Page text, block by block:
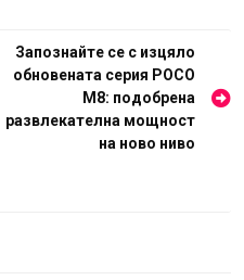
Запознайте се с изцяло
обновената серия POCO
M8: подобрена
развлекателна мощност
на ново ниво